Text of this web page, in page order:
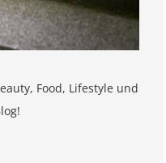
Food, Lifestyle und